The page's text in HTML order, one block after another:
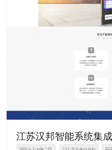
江苏汉邦智能系统集